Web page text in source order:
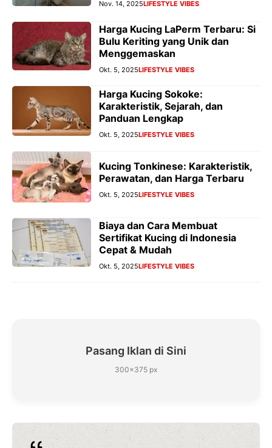
Nov. 14, 2025LIFESTYLE VIBES
Harga Kucing LaPerm Terbaru: Si
Bulu Keriting yang Unik dan
Menggemaskan
Okt. 5, 2025LIFESTYLE VIBES
Harga Kucing Sokoke:
Karakteristik, Sejarah, dan
Panduan Lengkap
Okt. 5, 2025LIFESTYLE VIBES
Kucing Tonkinese: Karakteristik,
Perawatan, dan Harga Terbaru
Okt. 5, 2025LIFESTYLE VIBES
Biaya dan Cara Membuat
Sertifikat Kucing di Indonesia
Cepat & Mudah
Okt. 5, 2025LIFESTYLE VIBES
Pasang Iklan di Sini
300×375 px